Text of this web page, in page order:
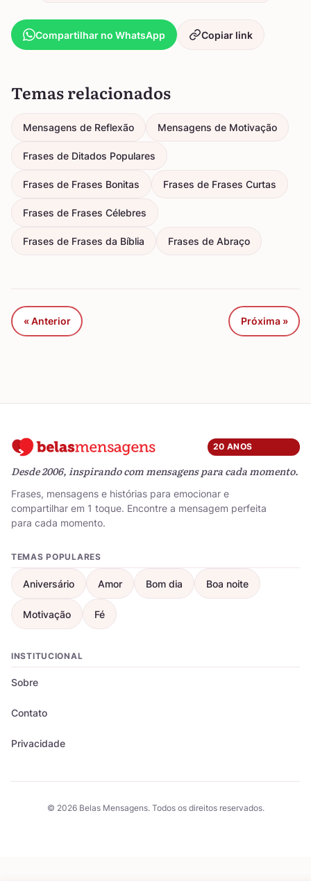
Compartilhar no WhatsApp Copiar link
Temas relacionados
Mensagens de Reflexão Mensagens de Motivação
Frases de Ditados Populares
Frases de Frases Bonitas Frases de Frases Curtas
Frases de Frases Célebres
Frases de Frases da Bíblia Frases de Abraço
« Anterior Próxima »
20 ANOS
Desde 2006, inspirando com mensagens para cada momento.
Frases, mensagens e histórias para emocionar e
compartilhar em 1 toque. Encontre a mensagem perfeita
para cada momento.
TEMAS POPULARES
Aniversário Amor Bom dia Boa noite
Motivação Fé
INSTITUCIONAL
Sobre
Contato
Privacidade
© 2026 Belas Mensagens. Todos os direitos reservados.